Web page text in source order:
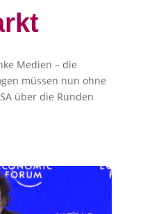
Medien – die
müssen nun ohne
über die Runden